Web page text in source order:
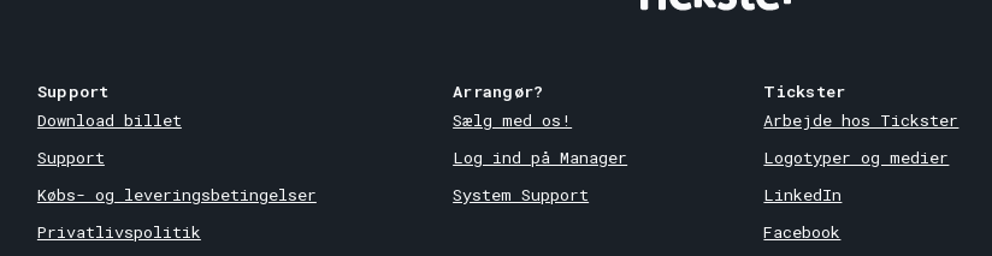
Support
Download billet
Support
Købs- og leveringsbetingelser
Privatlivspolitik
Arrangør?
Sælg med os!
Log ind på Manager
System Support
Tickster
Arbejde hos Tickster
Logotyper og medier
LinkedIn
Facebook